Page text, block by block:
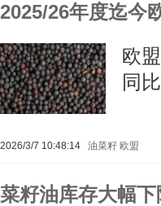
2025/26年度迄今
欧
同
2026/3/7 10:48:14 油菜籽 欧盟
菜籽油库存大幅下